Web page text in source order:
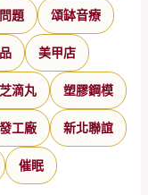
題 頌缽音療
美甲店
滴丸 塑膠鋼模
工廠 新北聯誼
催眠